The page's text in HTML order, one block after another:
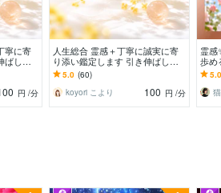
寧に寄
し・
。ご質
円 /分
人生総合 霊感＋丁寧に誠実に寄
り添い鑑定します 引き伸ばし・
説明の誘導はいたしません。ご質
問を誠実鑑定。
5.0 (60)
koyori こより
100 円 /分
霊感
歩め
庭/
に寄
5.0